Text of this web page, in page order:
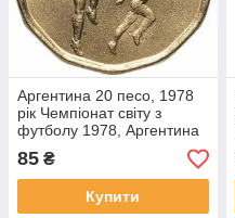
Аргентина 20 песо, 1978
рік Чемпіонат світу з
футболу 1978, Аргентина
Алюміній-бронза, 4.9g, ø
22mm №2965
85 ₴
Купити